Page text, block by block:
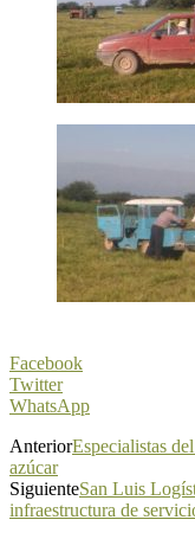
Facebook
Twitter
WhatsApp
AnteriorEspecialistas
azúcar
SiguienteSan Luis
infraestructura de